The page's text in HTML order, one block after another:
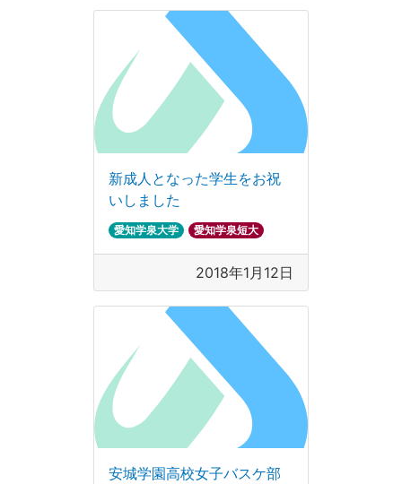
新成人となった学生をお祝
いしました
愛知学泉大学 愛知学泉短大
2018年1月12日
安城学園高校女子バスケ部